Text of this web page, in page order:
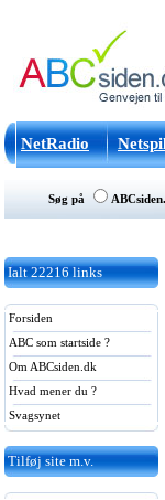
NetRadio
Søg på
Ialt 22216 links
Forsiden
ABC som startside ?
Om ABCsiden.dk
Hvad mener du ?
Svagsynet
Tilføj site m.v.